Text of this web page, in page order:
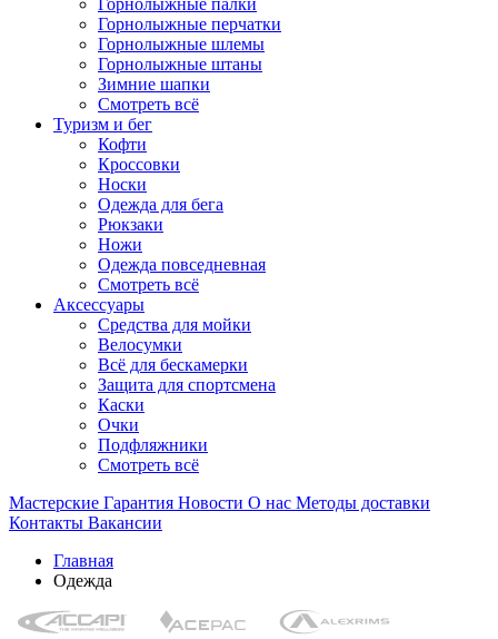
Горнолыжные палки
Горнолыжные перчатки
Горнолыжные шлемы
Горнолыжные штаны
Зимние шапки
Смотреть всё
Туризм и бег
Кофти
Кроссовки
Носки
Одежда для бега
Рюкзаки
Ножи
Одежда повседневная
Смотреть всё
Аксессуары
Cредства для мойки
Велосумки
Всё для бескамерки
Защита для спортсмена
Каски
Очки
Подфляжники
Смотреть всё
Мастерские Гарантия Новости О нас Методы доставки
Контакты Вакансии
Главная
Одежда